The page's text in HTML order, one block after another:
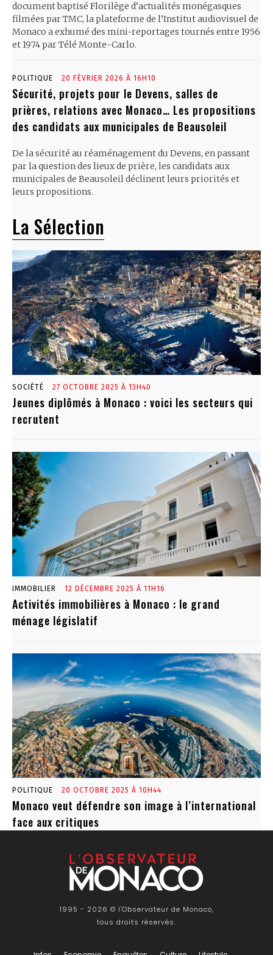
document baptisé Florilège d’actualités monégasques
filmées par TMC, la plateforme de l’Institut audiovisuel de
Monaco a exhumé des mini-reportages tournés entre 1956
et 1974 par Télé Monte-Carlo.
POLITIQUE 20 FÉVRIER 2026 À 16H10
Sécurité, projets pour le Devens, salles de
prières, relations avec Monaco… Les propositions
des candidats aux municipales de Beausoleil
De la sécurité au réaménagement du Devens, en passant
par la question des lieux de prière, les candidats aux
municipales de Beausoleil déclinent leurs priorités et
leurs propositions.
La Sélection
SOCIÉTÉ 27 OCTOBRE 2025 À 13H40
Jeunes diplômés à Monaco : voici les secteurs qui
recrutent
IMMOBILIER 12 DÉCEMBRE 2025 À 11H16
Activités immobilières à Monaco : le grand
ménage législatif
POLITIQUE 20 OCTOBRE 2025 À 10H44
Monaco veut défendre son image à l’international
face aux critiques
1995 - 2026 © l'Observateur de Monaco,
tous droits réservés.